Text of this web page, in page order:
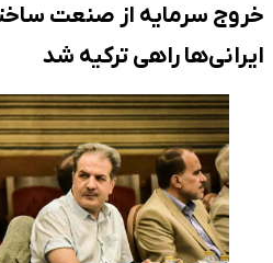
ایرانی‌ها راهی ترکیه شد